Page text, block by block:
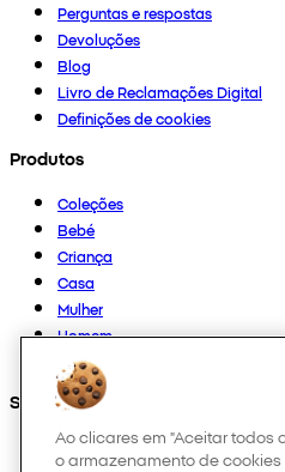
Perguntas e respostas
Devoluções
Blog
Livro de Reclamações Digital
Definições de cookies
Produtos
Coleções
Bebé
Criança
Casa
Mulher
Homem
Outros
Segue-nos em
Ao clicares em "Aceitar todos
o armazenamento de